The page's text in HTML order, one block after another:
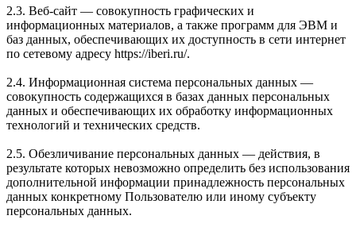
2.3. Веб-сайт — совокупность графических и
информационных материалов, а также программ для ЭВМ и
баз данных, обеспечивающих их доступность в сети интернет
по сетевому адресу https://iberi.ru/.
2.4. Информационная система персональных данных —
совокупность содержащихся в базах данных персональных
данных и обеспечивающих их обработку информационных
технологий и технических средств.
2.5. Обезличивание персональных данных — действия, в
результате которых невозможно определить без использования
дополнительной информации принадлежность персональных
данных конкретному Пользователю или иному субъекту
персональных данных.